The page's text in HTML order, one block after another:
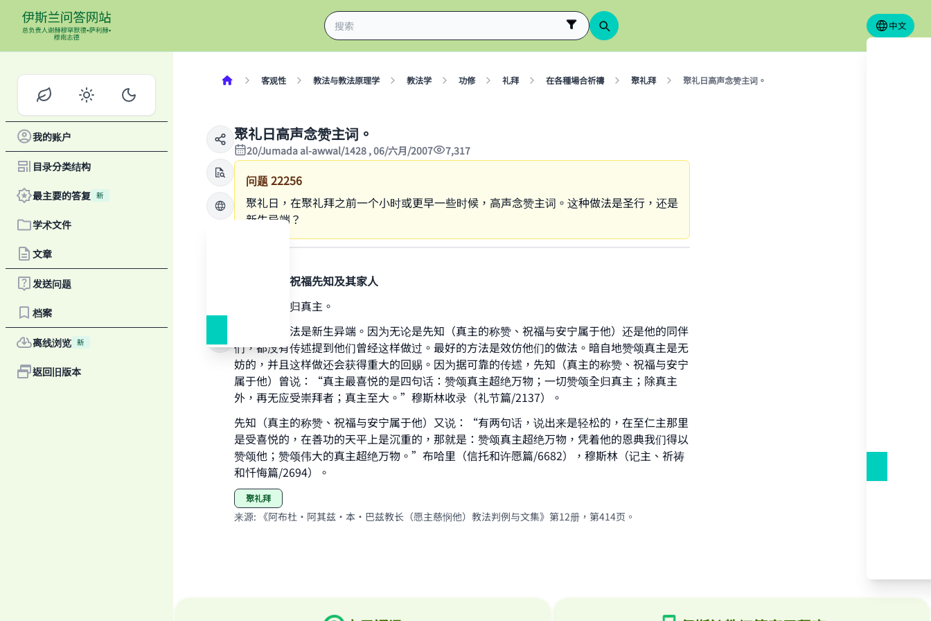
中文
我的账户
目录分类结构
最主要的答复 新
学术文件
文章
发送问题
档案
离线浏览 新
返回旧版本
客观性 教法与教法原理学 教法学 功修 礼拜 在各種場合祈禱 聚礼拜 聚礼日高声念赞主词。
聚礼日高声念赞主词。
20/Jumada al-awwal/1428 , 06/六月/2007 7,317
问题22256
聚礼日，在聚礼拜之前一个小时或更早一些时候，高声念赞主词。这种做法是圣行，还是
新生异端？
感谢真主，祝福先知及其家人
一切赞颂全归真主。
无疑这种做法是新生异端。因为无论是先知（真主的称赞、祝福与安宁属于他）还是他的同伴
们，都没有传述提到他们曾经这样做过。最好的方法是效仿他们的做法。暗自地赞颂真主是无
妨的，并且这样做还会获得重大的回赐。因为据可靠的传述，先知（真主的称赞、祝福与安宁
属于他）曾说：“真主最喜悦的是四句话：赞颂真主超绝万物；一切赞颂全归真主；除真主
外，再无应受崇拜者；真主至大。”穆斯林收录（礼节篇/2137）。
先知（真主的称赞、祝福与安宁属于他）又说：“有两句话，说出来是轻松的，在至仁主那里
是受喜悦的，在善功的天平上是沉重的，那就是：赞颂真主超绝万物，凭着他的恩典我们得以
赞颂他；赞颂伟大的真主超绝万物。”布哈里（信托和许愿篇/6682），穆斯林（记主、祈祷
和忏悔篇/2694）。
聚礼拜
来源: 《阿布杜·阿其兹·本·巴兹教长（愿主慈悯他）教法判例与文集》第12册，第414页。
Make an impact on millions of lives with your
contribution today
Your support is crucial for our mission.
The Prophet (ﷺ) said:
"A person who leads others to doing what is good will earn the
same reward as those who do it."
(MUSLIM, 1893)